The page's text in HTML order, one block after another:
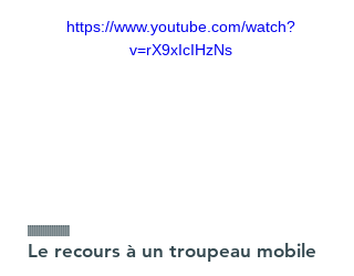
https://www.youtube.com/watch?
v=rX9xIcIHzNs
IIIIIIIIIIIIIIIIIII
Le recours à un troupeau mobile